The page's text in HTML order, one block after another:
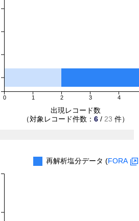
0 1 2 3 4
出現レコード数
（対象レコード件数： 6 / 23 件）
再解析塩分データ (FORA